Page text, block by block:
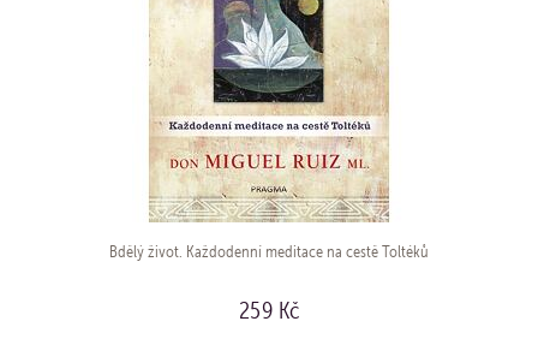
Bdělý život. Každodenní meditace na cestě Toltéků
259 Kč